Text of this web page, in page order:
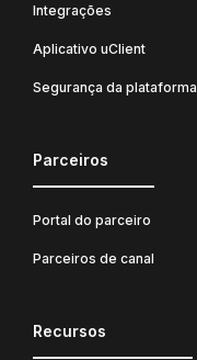
Integrações
Aplicativo uClient
Segurança da plataforma
Parceiros
Portal do parceiro
Parceiros de canal
Recursos